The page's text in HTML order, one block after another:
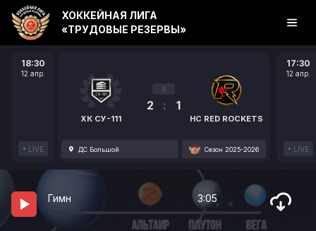
18:30
12 апр.
LIVE
ХК СУ-111
3
2 : 1
HC RED ROCKETS
ДС Большой Сезон 2025-2026
17:30
12 апр.
LIVE
ХОККЕЙНАЯ ЛИГА
«ТРУДОВЫЕ РЕЗЕРВЫ»
Гимн 3:05